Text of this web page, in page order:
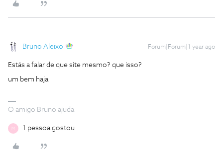
Bruno Aleixo Forum|Forum|1 year ago
Estás a falar de que site mesmo? que isso?
um bem haja
O amigo Bruno ajuda
M 1 pessoa gostou